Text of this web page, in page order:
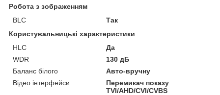
Робота з зображенням
BLC
Так
Користувальницькі характеристики
HLC
Да
WDR
130 дБ
Баланс білого
Авто-вручну
Відео інтерфейси
Перемикач показу
TVI/AHD/CVI/CVBS